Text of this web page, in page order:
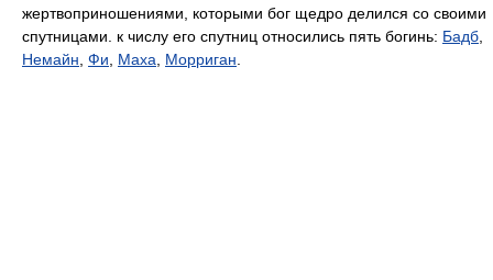
жертвоприношениями, которыми бог щедро делился со своими
спутницами. к числу его спутниц относились пять богинь: Бадб
Немайн Фи Маха Морриган